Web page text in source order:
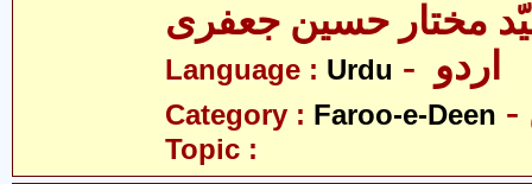
Language : Urdu
Category : Faroo-e-Deen
Topic :